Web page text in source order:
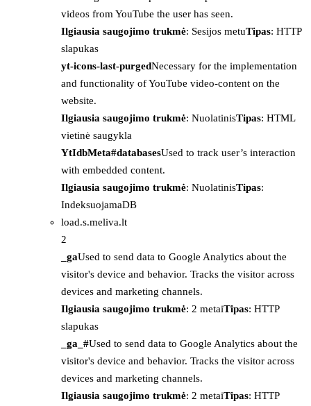
videos from YouTube the user has seen.
Ilgiausia saugojimo trukmė: Sesijos metuTipas: HTTP
slapukas
yt-icons-last-purgedNecessary for the implementation
and functionality of YouTube video-content on the
website.
Ilgiausia saugojimo trukmė: NuolatinisTipas: HTML
vietinė saugykla
YtIdbMeta#databasesUsed to track user’s interaction
with embedded content.
Ilgiausia saugojimo trukmė: NuolatinisTipas:
IndeksuojamaDB
load.s.meliva.lt
2
_gaUsed to send data to Google Analytics about the
visitor's device and behavior. Tracks the visitor across
devices and marketing channels.
Ilgiausia saugojimo trukmė: 2 metaiTipas: HTTP
slapukas
_ga_#Used to send data to Google Analytics about the
visitor's device and behavior. Tracks the visitor across
devices and marketing channels.
Ilgiausia saugojimo trukmė: 2 metaiTipas: HTTP